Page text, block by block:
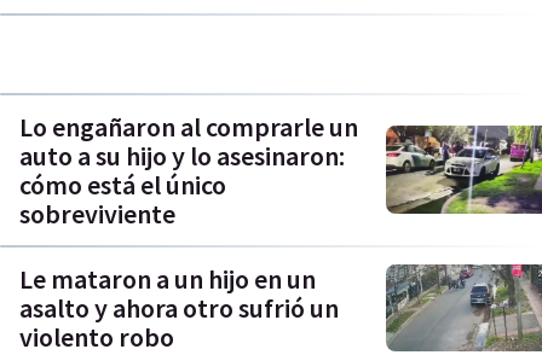
Lo engañaron al comprarle un
auto a su hijo y lo asesinaron:
cómo está el único
sobreviviente
Le mataron a un hijo en un
asalto y ahora otro sufrió un
violento robo